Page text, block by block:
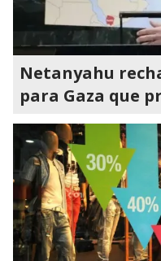
Netanyahu
para Gaza que